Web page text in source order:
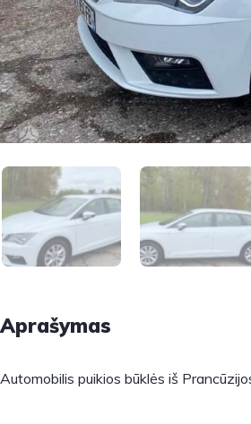
Aprašymas
Automobilis puikios būklės iš